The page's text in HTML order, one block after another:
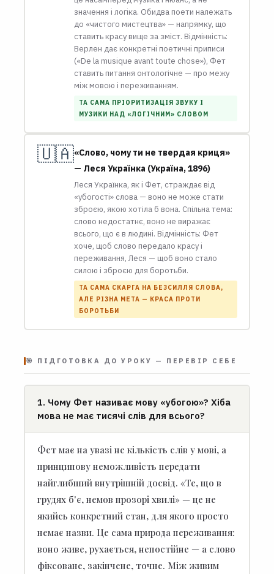
значення і логіка. Обидва поети належать
до «чистого мистецтва» — напрямку, що
ставить красу вище за зміст. Відмінність:
Верлен дає конкретні поетичні приписи
(«De la musique avant toute chose»), Фет
ставить питання онтологічне — про межу
між мовою і переживанням.
ТА САМА ПРІОРИТИЗАЦІЯ ЗВУКУ І
МУЗИКИ НАД «ЛОГІЧНИМ» СЛОВОМ
🇺🇦«Слово, чому ти не твердая криця»
— Леся Українка (Україна, 1896)
Леся Українка, як і Фет, страждає від
«убогості» слова — воно не може стати
зброєю, якою хотіла б вона. Спільна тема:
слово недостатнє, воно не виражає
всього, що є в людині. Відмінність: Фет
хоче, щоб слово передало красу і
переживання, Леся — щоб воно стало
силою і зброєю для боротьби.
ТА САМА СКАРГА НА БЕЗСИЛЛЯ СЛОВА,
АЛЕ РІЗНА МЕТА — КРАСА ПРОТИ
БОРОТЬБИ
🎯 ПІДГОТОВКА ДО УРОКУ — ПЕРЕВІР СЕБЕ
1. Чому Фет називає мову «убогою»? Хіба
мова не має тисячі слів для всього?
Фет має на увазі не кількість слів у мові, а
принципову неможливість передати
найглибший внутрішній досвід. «Те, що в
грудях б'є, немов прозорі хвилі» — це не
якийсь конкретний стан, для якого просто
немає назви. Це сама природа переживання:
воно живе, рухається, непостійне — а слово
фіксоване, закінчене, точне. Між живим